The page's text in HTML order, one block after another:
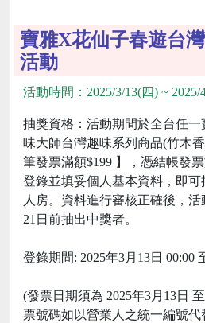
寶雅X花仙子春遊台
活動
活動時間：2025/3/13(四) ~ 2025/
抽獎資格：活動期間於全台任
味大師台灣趣味系列商品(竹木
筆發票滿額$199 】，憑結帳發
登錄並填妥個人基本資料，即
人房。資料進行審核正確後，活
21日前抽出中獎者。
登錄期間: 2025年3月13日 00:00
(發票日期須為 2025年3月13日
票號碼如以營業人之統一編號